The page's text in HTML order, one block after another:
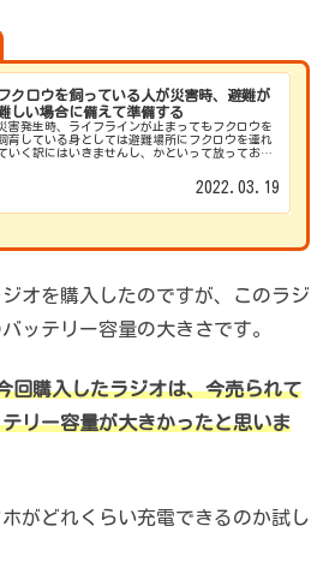
フクロウを飼っている人が災害時、避難が
しい場合に備えて準備する
害発生時、ライフラインが止まってもフクロウを
育している身としては避難場所にフクロウを連れ
いく訳にはいきませんし、かといって放っておく
なら避難せず、家で何とか過ごせないか試みると思
2022.03.19
オを購入したのですが、このラジ
ッテリー容量の大きさです。
回購入したラジオは、今売られて
リー容量が大きかったと思いま
がどれくらい充電できるのか試し